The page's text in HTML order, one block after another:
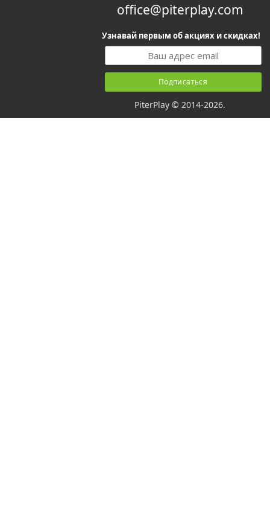
office@piterplay.com
Узнавай первым об акциях и скидках!
PiterPlay © 2014-2026.